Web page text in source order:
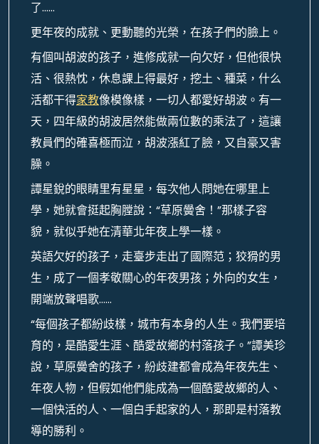
了……
更年夜的成就、更動聽的光榮，在孩子們的臉上。
有個叫胡波的孩子，進修成就一向欠好，但他很快
活、很熱忱，休息課上得最好，挖土、種菜，什么
活都干得家教像模像樣，一切人都愛好胡波。有一
天，四年級的胡波居然能做兩位數的乘法了，這讓
教員們的確喜極而泣，胡波漲紅了臉，又自豪又害
臊。
譚星銳的眼睛里有星星，每次他人問她在哪里上
學，她就會挺起胸膛說：“草原黌舍！”那樣子容
貌，就似乎她在清華北年夜上學一樣。
英語欠好的孩子，走臺步走出了國際范；狡猾的男
生，成了一個孝敬關心的年夜男孩；外向的女生，
開端放聲唱歌……
“每個孩子都紛歧樣，城市有本身的人生。我們要培
育的，是酷愛生涯、酷愛故鄉的村落孩子。”譚美珍
說，草原黌舍的孩子，紛歧建都會成為年夜先生、
年夜人物，但假如他們能成為一個酷愛故鄉的人、
一個快活的人、一個白手起家的人，那即是村落教
導的勝利。